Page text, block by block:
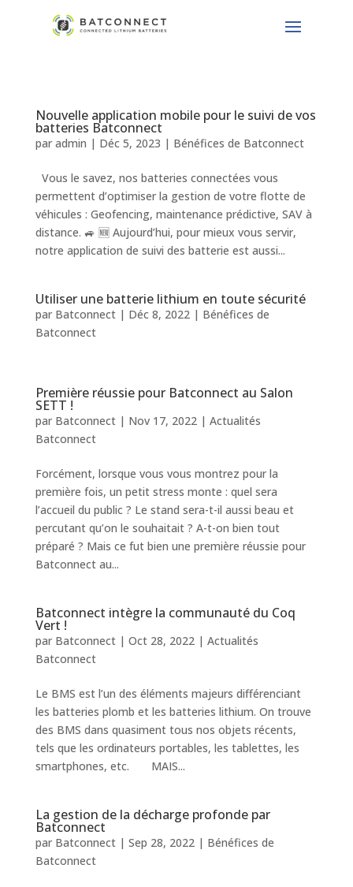
Nouvelle application mobile pour le suivi de vos
batteries Batconnect
par admin | Déc 5, 2023 | Bénéfices de Batconnect
Vous le savez, nos batteries connectées vous
permettent d’optimiser la gestion de votre flotte de
véhicules : Geofencing, maintenance prédictive, SAV à
distance. 🚙 🆕 Aujourd’hui, pour mieux vous servir,
notre application de suivi des batterie est aussi...
Utiliser une batterie lithium en toute sécurité
par Batconnect| Déc 8, 2022| Bénéfices de
Batconnect
Première réussie pour Batconnect au Salon
SETT !
par Batconnect| Nov 17, 2022| Actualités
Batconnect
Forcément, lorsque vous vous montrez pour la
première fois, un petit stress monte : quel sera
l’accueil du public ? Le stand sera-t-il aussi beau et
percutant qu’on le souhaitait ? A-t-on bien tout
préparé ? Mais ce fut bien une première réussie pour
Batconnect au...
Batconnect intègre la communauté du Coq
Vert !
par Batconnect| Oct 28, 2022| Actualités
Batconnect
Le BMS est l’un des éléments majeurs différenciant
les batteries plomb et les batteries lithium. On trouve
des BMS dans quasiment tous nos objets récents,
tels que les ordinateurs portables, les tablettes, les
smartphones, etc. MAIS...
La gestion de la décharge profonde par
Batconnect
par Batconnect| Sep 28, 2022| Bénéfices de
Batconnect